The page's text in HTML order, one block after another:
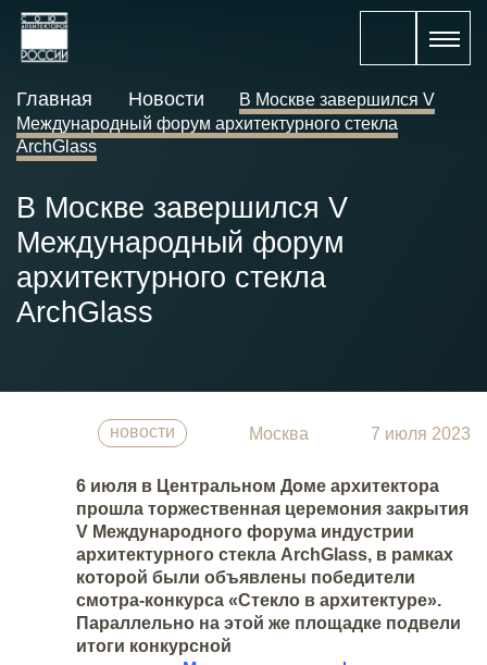
Главная Новости
В Москве завершился V
Международный форум архитектурного стекла
ArchGlass
В Москве завершился V
Международный форум
архитектурного стекла
ArchGlass
новости Москва 7 июля 2023
6 июля в Центральном Доме архитектора
прошла торжественная церемония закрытия
V Международного форума индустрии
архитектурного стекла ArchGlass, в рамках
которой были объявлены победители
смотра-конкурса «Стекло в архитектуре».
Параллельно на этой же площадке подвели
итоги конкурсной